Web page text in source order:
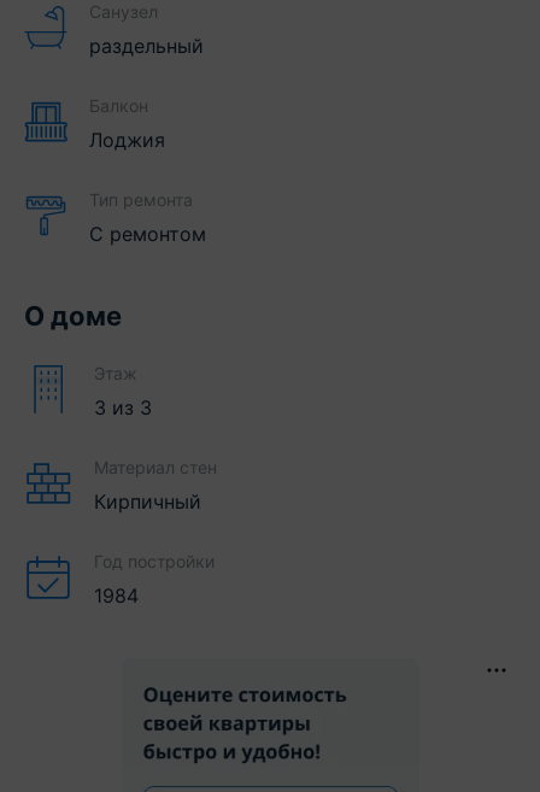
Санузел
раздельный
Балкон
Лоджия
Тип ремонта
С ремонтом
О доме
Этаж
3 из 3
Материал стен
Кирпичный
Год постройки
1984